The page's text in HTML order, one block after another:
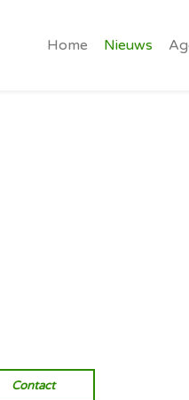
Home Nieuws
Contact